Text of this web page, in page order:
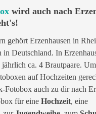
wird auch nach
gehört Erzenhausen in
in Deutschland. In
jährlich ca. 4 Brautpaare.
auf Hochzeiten
auch zu dir nach
für eine Hochzeit, eine